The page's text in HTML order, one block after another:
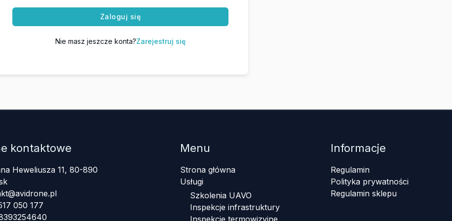
Zaloguj się
Nie masz jeszcze konta?Zarejestruj się
kontaktowe
Heweliusza 11, 80-890
050 177
Menu
Strona główna
Usługi
Szkolenia UAVO
Inspekcje infrastruktury
Informacje
Regulamin
Polityka prywatności
Regulamin sklepu